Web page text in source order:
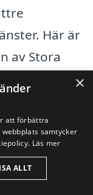
Här är
av Stora
×
att förbättra
samtycker
Läs mer
ALLT